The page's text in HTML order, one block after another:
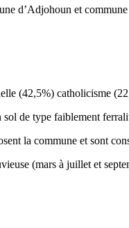
d’Adjohoun et
(42,5%) catholicisme
sol de type faiblement
la commune et sont
(mars à juillet et